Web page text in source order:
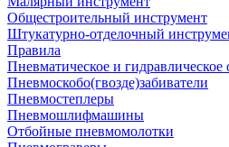
Общестроительный инструмент
Штукатурно-отделочный
Правила
Пневматическое и гидравлическое
Пневмоскобо(гвозде)забиватели
Пневмостеплеры
Пневмошлифмашины
Отбойные пневмомолотки